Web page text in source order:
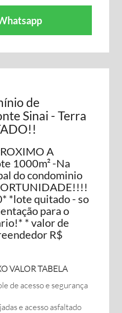
de
Sinai - Terra
A
1000m² -Na
do condominio
*lote quitado - so
para o
* valor de
R$
VALOR TABELA
de acesso e segurança
e acesso asfaltado